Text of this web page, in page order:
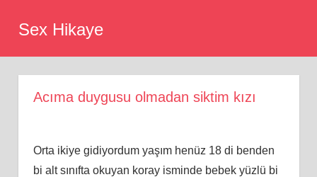
Sex Hikaye
Acıma duygusu olmadan siktim kızı
Orta ikiye gidiyordum yaşım henüz 18 di benden
bi alt sınıfta okuyan koray isminde bebek yüzlü bi